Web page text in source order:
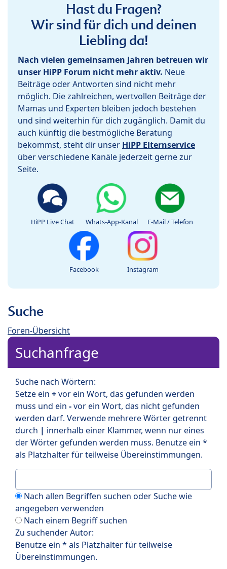
Hast du Fragen?
Wir sind für dich und deinen
Liebling da!
Nach vielen gemeinsamen Jahren betreuen wir
unser HiPP Forum nicht mehr aktiv. Neue
Beiträge oder Antworten sind nicht mehr
möglich. Die zahlreichen, wertvollen Beiträge der
Mamas und Experten bleiben jedoch bestehen
und sind weiterhin für dich zugänglich. Damit du
auch künftig die bestmögliche Beratung
bekommst, steht dir unser HiPP Elternservice
über verschiedene Kanäle jederzeit gerne zur
Seite.
HiPP Live Chat Whats-App-Kanal E-Mail / Telefon
Facebook Instagram
Suche
Foren-Übersicht
Suchanfrage
Suche nach Wörtern:
Setze ein +vor ein Wort, das gefunden werden
muss und ein -vor ein Wort, das nicht gefunden
werden darf. Verwende mehrere Wörter getrennt
durch | innerhalb einer Klammer, wenn nur eines
der Wörter gefunden werden muss. Benutze ein *
als Platzhalter für teilweise Übereinstimmungen.
Nach allen Begriffen suchen oder Suche wie
angegeben verwenden
Nach einem Begriff suchen
Zu suchender Autor:
Benutze ein * als Platzhalter für teilweise
Übereinstimmungen.